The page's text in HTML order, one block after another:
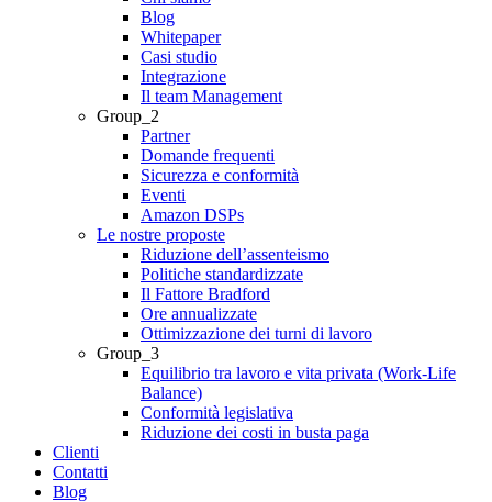
Blog
Whitepaper
Casi studio
Integrazione
Il team Management
Group_2
Partner
Domande frequenti
Sicurezza e conformità
Eventi
Amazon DSPs
Le nostre proposte
Riduzione dell’assenteismo
Politiche standardizzate
Il Fattore Bradford
Ore annualizzate
Ottimizzazione dei turni di lavoro
Group_3
Equilibrio tra lavoro e vita privata (Work-Life
Balance)
Conformità legislativa
Riduzione dei costi in busta paga
Clienti
Contatti
Blog